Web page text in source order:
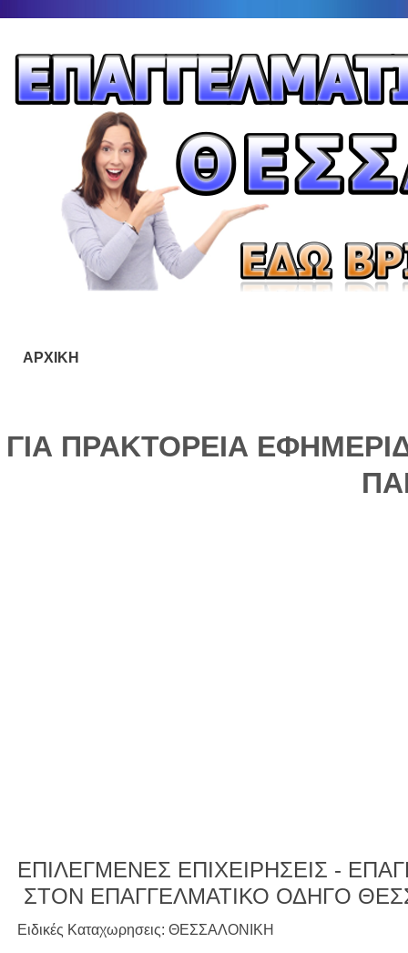
ΓΙΑ ΠΡΑΚΤΟΡΕΙΑ
ΕΠΙΛΕΓΜΕΝΕΣ ΕΠΙΧΕΙΡΗΣΕΙΣ -
ΣΤΟΝ ΕΠΑΓΓΕΛΜΑΤΙΚΟ ΟΔΗΓΟ
Ειδικές Καταχωρησεις: ΘΕΣΣΑΛΟΝΙΚΗ
ΑΡΧΙΚΗ